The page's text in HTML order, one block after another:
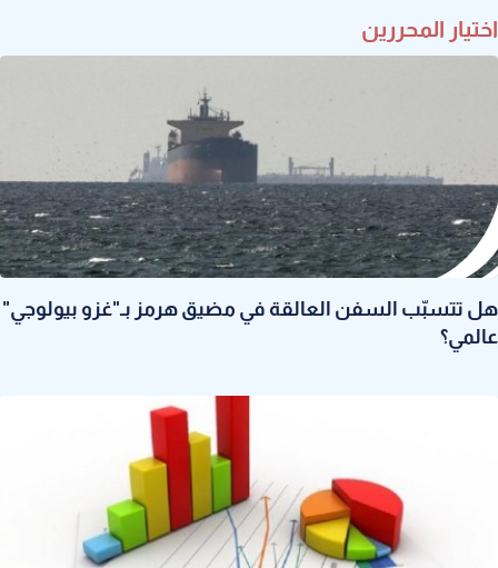
اختيار المحررين
هل تتسبّب السفن العالقة في مضيق هرمز بـ"غزو بيولوجي"
عالمي؟